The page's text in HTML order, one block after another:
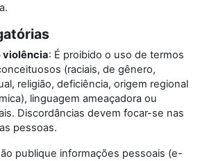
violência: É proibido o uso de termos
(raciais, de gênero,
religião, deficiência, origem regional
linguagem ameaçadora ou
Discordâncias devem focar-se nas
pessoas.
publique informações pessoais (e-